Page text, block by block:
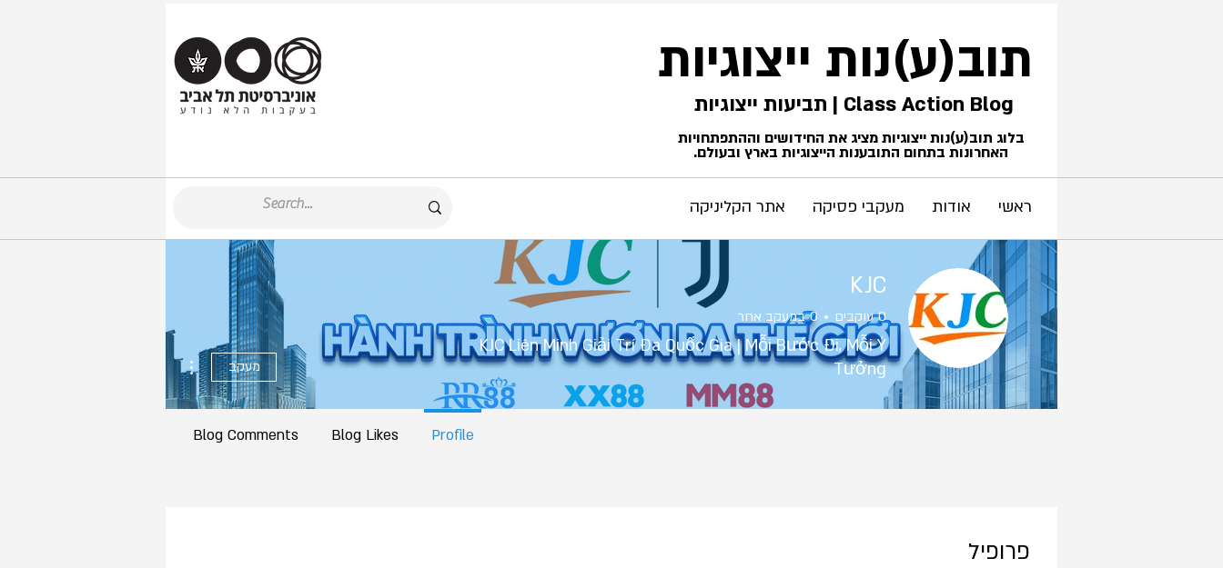
תוב(ע)נות ייצוגיות
Class Action Blog | תביעות ייצוגיות
בלוג תוב(ע)נות ייצוגיות מציג את החידושים וההתפתחויות
האחרונות בתחום התובענות הייצוגיות בארץ ובעולם.
ראשי אודות מעקבי פסיקה אתר הקליניקה
פרופיל
KJC
0 עוקבים 0 במעקב אחר
KJC Liên Minh Giải Trí Đa Quốc Gia | Mỗi Bước Đi, Mỗi Ý
Tưởng
מעקב
Profile
Blog Likes
Blog Comments